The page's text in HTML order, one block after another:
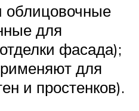
облицовочные
для
фасада);
для
и простенков).